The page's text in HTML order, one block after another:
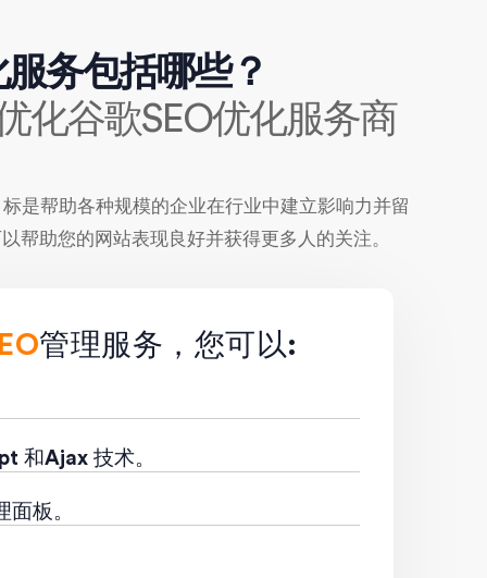
务包括哪些？
化谷歌SEO优化服务商
是帮助各种规模的企业在行业中建立影响力并留
帮助您的网站表现良好并获得更多人的关注。
管理服务，您可以:
和Ajax 技术。
板。